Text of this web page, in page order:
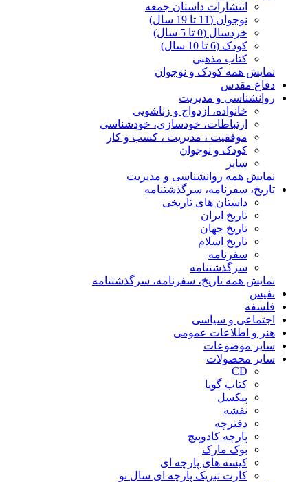
انتشارات داستان جمعه
نوجوان (11 تا 19 سال)
خردسال (0 تا 5 سال)
کودک (6 تا 10 سال)
کتاب مذهبی
نمایش همه کودک و نوجوان
دفاع مقدس
روانشناسی و مدیریت
خانواده، ازدواج و زناشویی
ارتباطات، خودسازی، خودشناسی
موفقیت ، مدیریت ، کسب و کار
کودک و نوجوان
سایر
نمایش همه روانشناسی و مدیریت
تاریخ، سفرنامه، سرگذشتنامه
داستان های تاریخی
تاریخ ایران
تاریخ جهان
تاریخ اسلام
سفرنامه
سرگذشتنامه
نمایش همه تاریخ، سفرنامه، سرگذشتنامه
نفیس
فلسفه
اجتماعی و سیاسی
هنر و اطلاعات عمومی
سایر موضوعات
سایر محصولات
CD
کتاب گویا
پیکسل
نقشه
دفترچه
پارچه کادوپیچ
بوک مارک
کیسه های پارچه ای
کارت تبریک پارچه ای سال نو